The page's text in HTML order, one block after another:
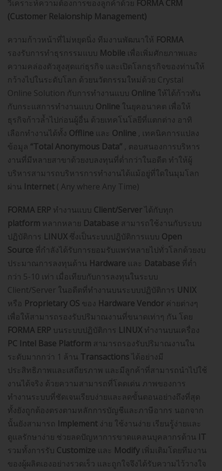
วิเคราะห์ความต้องการของลูกค้าด้วย FORMA CRM
(Customer Relaionship Management)
ความก้าวหน้าที่ไม่หยุดนิ่ง ทีมงานพัฒนาให้ FORMA
รองรับการทำธุรกรรมแบบ Mobile เพื่อเพิ่มศักยภาพและ
ความคล่องตัวสูงสุดแก่ธุรกิจ และเปิดโลกธุรกิจของท่านให้
กว้างไปในระดับโลก ด้วยนวัตกรรมใหม่ด้วย Crystal
Online Solution กับการทำงานแบบ Online ให้ได้ก้าวทัน
กับกระแสการทำงานแบบ Online ในยุคอนาคต เพื่อให้
ธุรกิจก้าวล้ำไปก่อนผู้อื่น ด้วยเทคโนโลยีที่แตกต่าง อาทิ
เลือกทำงานได้ทั้ง Offline และ Online , เทคนิคการแปลง
ข้อมูล “Total Anonymous Data” , ตอบสนองการบริหาร
งานที่มีหลายสาขาด้วยงบลงทุนที่ต่ำกว่าในอดีต ทำให้ผู้
บริหารสามารถบริหารการทำงานได้แม้อยู่ที่ใดในมุมโลก
ผ่าน Internet ( Any where Any Time)
FORMA ERP ทำงานแบบ Client/Server ได้กับทุก
platform หลากหลาย Database สามารถใช้งานกับระบบ
ปฏิบัติการ LINUX ซึ่งเป็นระบบปฏิบัติการแบบ Open
Source ที่กำลังได้รับการยอมรับแพร่หลายไปทั่วโลกด้วยงบ
ประมาณการลงทุนด้าน Hardware และ Database ที่ต่ำ
กว่า 5-10 เท่า เมื่อเทียบกับการลงทุนในระบบ
Client/Server ในอดีตที่ทำงานบนระบบปฏิบัติการ UNIX
หรือ Proprietary OS ของ Hardware Vendor ค่ายต่างๆ
เพื่อให้สามารถรองรับปริมาณงานที่ขนาดเท่าๆ กัน โดย
FORMA ERP บนระบบปฏิบัติการ LINUX ทำงานบนเครื่อง
PC Intel Base Platform สามารถรองรับปริมาณงานใน
ระดับมากกว่า 1 ล้าน Transactions ได้อย่างมี
ประสิทธิภาพและเสถียรภาพ และมีลูกค้าที่สามารถนำไปใช้
งานได้จริง ด้วยความสามารถที่โดดเด่น ภาพของการ
ทำงานระบบที่ชัดเจนเรียบง่ายและลดขั้นตอนอย่างถึงที่สุด
ทั้งยังถูกต้องตรงตามหลักการบัญชีและภาษีอากร นอกจาก
นั้นยังสามารถ Implement ง่าย ใช้งานง่าย เรียนรู้ง่ายและ
ดูแลรักษาง่าย ช่วยลดปัญหาการขาดแคลนบุคลากรด้าน IT
รวมทั้งการรับ Customize และ Modify เพิ่มเติมโดยทีมงาน
ของผู้ผลิตเองอย่างรวดเร็ว และถูกใจจึงได้รับความไว้วางใจ